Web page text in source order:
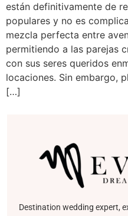
están definitivamente de
populares y no es
mezcla perfecta entre
permitiendo a las parejas
con sus seres queridos
locaciones. Sin embargo,
[…]
Destination wedding expert,